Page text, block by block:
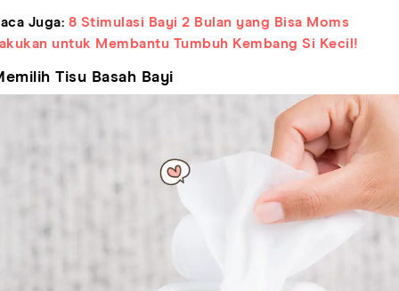
Juga: 8 Stimulasi Bayi 2 Bulan yang Bisa Moms
untuk Membantu Tumbuh Kembang Si Kecil!
Tisu Basah Bayi